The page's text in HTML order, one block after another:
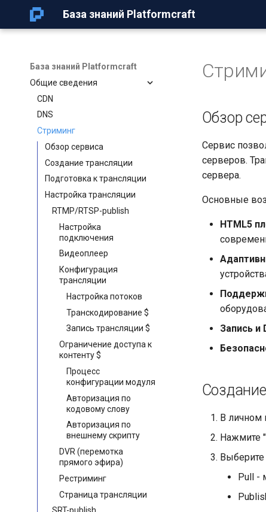
База знаний Platformcraft
База знаний Platformcraft
Общие сведения
CDN
DNS
Стриминг
Обзор сервиса
Создание трансляции
Подготовка к трансляции
Настройка трансляции
RTMP/RTSP-publish
Настройка
подключения
Видеоплеер
Конфигурация
трансляции
Настройка потоков
Транскодирование $
Запись трансляции $
Ограничение доступа к
контенту $
Процесс
конфигурации модуля
Авторизация по
кодовому слову
Авторизация по
внешнему скрипту
DVR (перемотка
прямого эфира)
Рестриминг
Страница трансляции
Обзор
Сервис
серверов.
сервера.
Основные
HTML5
Запись и
В личном
Нажмите
Выберите
Pull -